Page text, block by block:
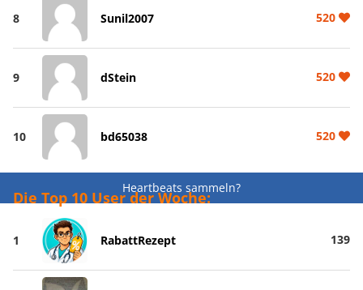
8 Sunil2007 520
9 dStein 520
10 bd65038 520
Heartbeats sammeln?
Die Top 10 User der Woche:
1 RabattRezept 139